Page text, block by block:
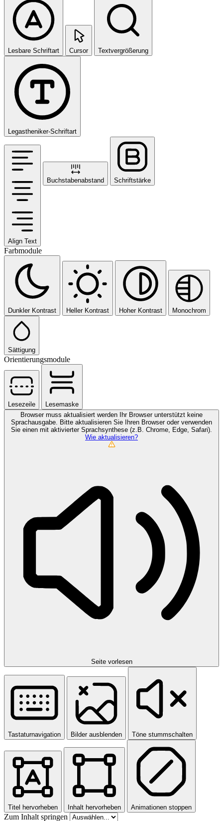
Lesbare Schriftart Cursor Textvergrößerung
Legastheniker-Schriftart
Align Text
Buchstabenabstand Schriftstärke
Farbmodule
Dunkler Kontrast Heller Kontrast Hoher Kontrast Monochrom
Sättigung
Orientierungsmodule
Lesezeile
Lesemaske
Browser muss aktualisiert werden Ihr Browser unterstützt keine
Sprachausgabe. Bitte aktualisieren Sie Ihren Browser oder verwenden
Sie einen mit aktivierter Sprachsynthese (z.B. Chrome, Edge, Safari).
Wie aktualisieren?
Seite vorlesen
Tastaturnavigation Bilder ausblenden Töne stummschalten
Titel hervorheben Inhalt hervorheben Animationen stoppen
Zum Inhalt springen